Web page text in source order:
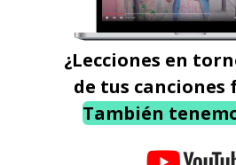
¿Lecciones en
de tus canciones
También